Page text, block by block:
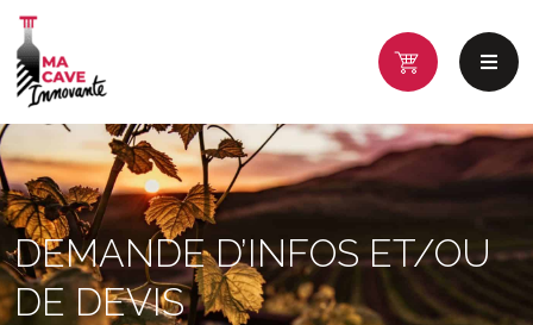
DEMANDE D’INFOS ET/OU
DE DEVIS